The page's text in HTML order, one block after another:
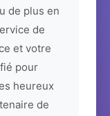
de plus en
de
et votre
pour
heureux
de